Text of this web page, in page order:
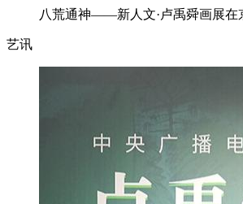
八荒通神——新人文·卢禹舜画展在
艺讯